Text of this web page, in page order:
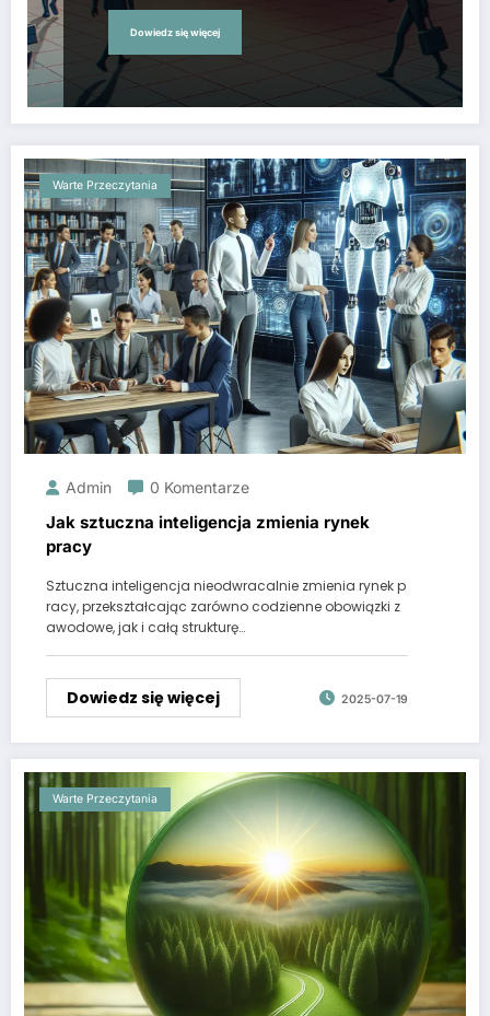
Dowiedz się więcej
Warte Przeczytania
Admin 0 Komentarze
Jak sztuczna inteligencja zmienia rynek
pracy
Sztuczna inteligencja nieodwracalnie zmienia rynek p
racy, przekształcając zarówno codzienne obowiązki z
awodowe, jak i całą strukturę…
Dowiedz się więcej 2025-07-19
Warte Przeczytania